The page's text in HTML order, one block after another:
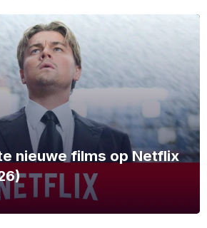
nieuwe films op Netflix